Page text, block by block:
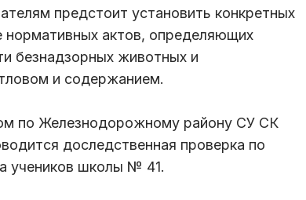
предстоит установить конкретных
нормативных актов, определяющих
безнадзорных животных и
и содержанием.
по Железнодорожному району СУ СК
доследственная проверка по
учеников школы № 41.